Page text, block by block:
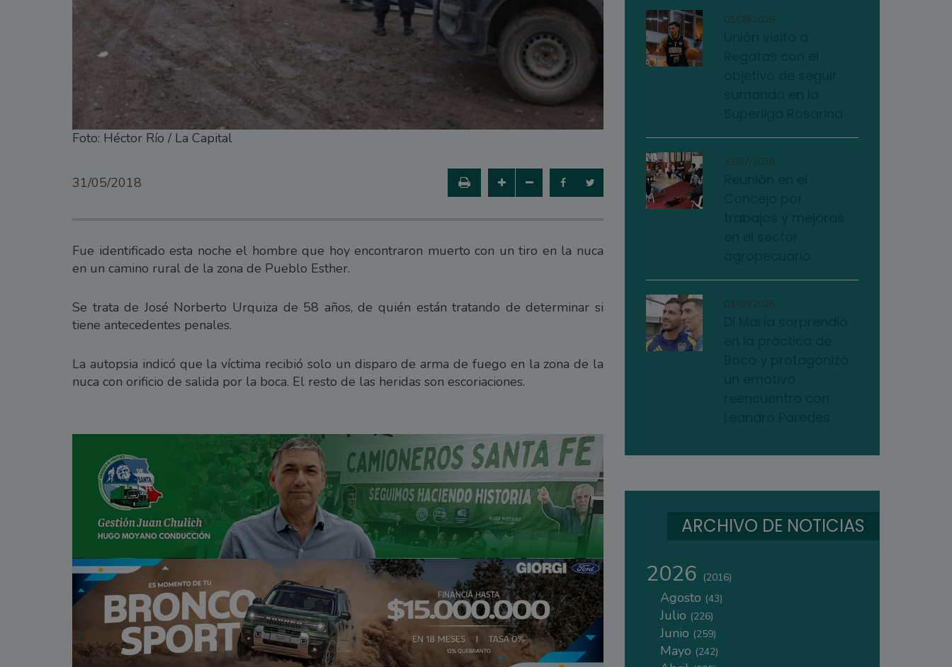
Foto: Héctor Río / La Capital
31/05/2018
Fue identificado esta noche el hombre que hoy encontraron muerto con un tiro en la nuca
en un camino rural de la zona de Pueblo Esther.
Se trata de José Norberto Urquiza de 58 años, de quién están tratando de determinar si
tiene antecedentes penales.
La autopsia indicó que la víctima recibió solo un disparo de arma de fuego en la zona de la
nuca con orificio de salida por la boca. El resto de las heridas son escoriaciones.
01/08/2026
31/07/2026
01/08/2026
ARCHIVO DE NOTICIAS
2026 (2016)
Agosto (43)
Julio (226)
Junio (259)
Mayo (242)